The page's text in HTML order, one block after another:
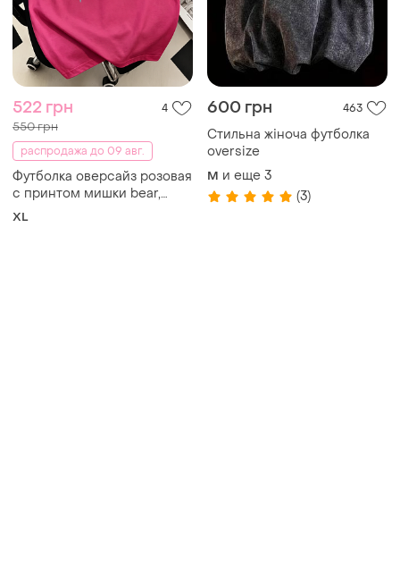
522 грн 4
550 грн
распродажа до 09 авг.
Футболка оверсайз розовая
с принтом мишки bear,
женская, летняя
XL
600 грн 463
Стильна жіноча футболка
oversize
M и еще 3
(3)